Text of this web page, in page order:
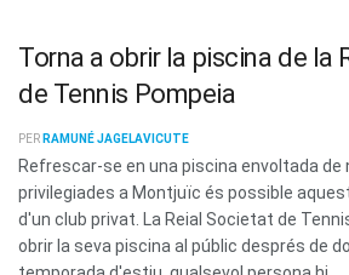
Torna a obrir la piscina de la
de Tennis Pompeia
PER RAMUNÉ JAGELAVICUTE
Refrescar-se en una piscina envoltada
privilegiades a Montjuïc és possible
d'un club privat. La Reial Societat de
obrir la seva piscina al públic després de